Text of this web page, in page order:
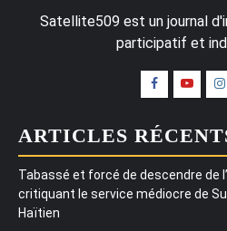
Satellite509 est un journal
participatif et
ARTICLES
Tabassé et forcé de descendre de
critiquant le service médiocre de
Haïtien